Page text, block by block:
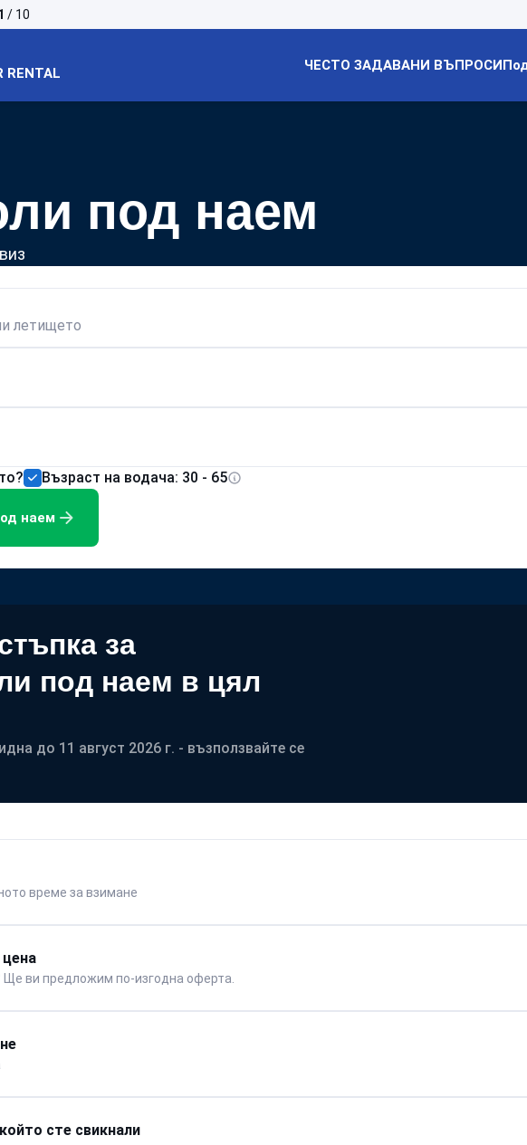
/ 10
ЧЕСТО ЗАДАВАНИ ВЪПРОСИ
под наем
летището
Възраст на водача: 30 - 65
наем
за
под наем в цял
до 11 август 2026 г. - възползвайте се
време за взимане
ви предложим по-изгодна оферта.
сте свикнали